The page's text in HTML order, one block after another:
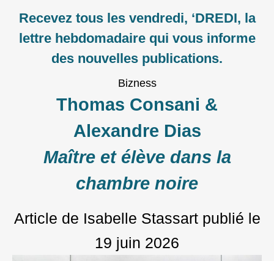
Recevez tous les vendredi, ‘DREDI, la
lettre hebdomadaire qui vous informe
des nouvelles publications.
Bizness
Thomas Consani &
Alexandre Dias
Maître et élève dans la
chambre noire
Article de Isabelle Stassartpublié le
19 juin 2026